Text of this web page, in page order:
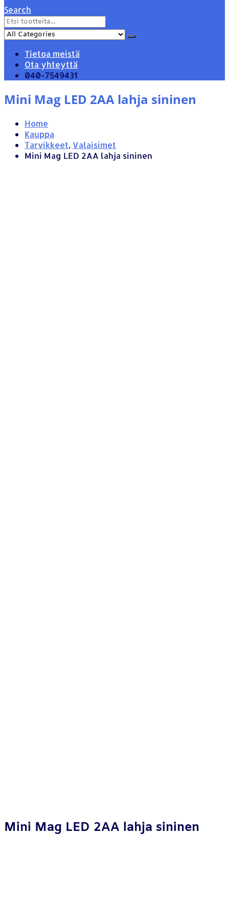
Search
Tietoa meistä
Ota yhteyttä
040-7549431
Mini Mag LED 2AA lahja sininen
Home
Kauppa
Tarvikkeet, Valaisimet
Mini Mag LED 2AA lahja sininen
Mini Mag LED 2AA lahja sininen